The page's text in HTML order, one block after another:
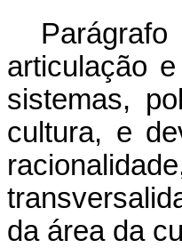
articulação
sistemas,
cultura, e
da área da